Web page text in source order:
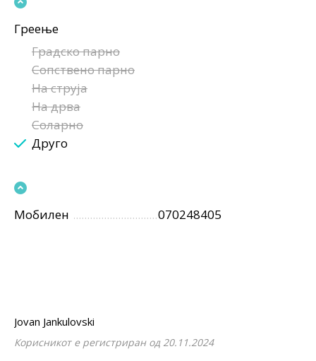
Греење
Градско парно
Сопствено парно
На струја
На дрва
Соларно
Друго
Мобилен 070248405
Jovan Jankulovski
Корисникот е регистриран од 20.11.2024